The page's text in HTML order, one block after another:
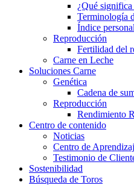
¿Qué significa
Terminología
Índice
Reproducción
Fertilidad del
Carne en Leche
Soluciones Carne
Genética
Cadena de
Reproducción
Rendimiento
Centro de contenido
Noticias
Centro de
Testimonio de
Sostenibilidad
Búsqueda de Toros